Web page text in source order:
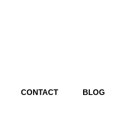
CONTACT BLOG